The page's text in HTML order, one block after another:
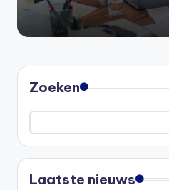
Zoeken
Laatste nieuws